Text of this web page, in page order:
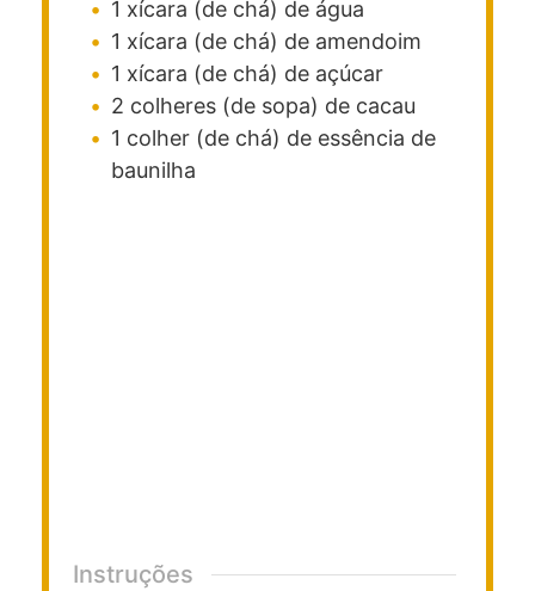
1 xícara (de chá) de água
1 xícara (de chá) de amendoim
1 xícara (de chá) de açúcar
2 colheres (de sopa) de cacau
1 colher (de chá) de essência de
baunilha
Instruções